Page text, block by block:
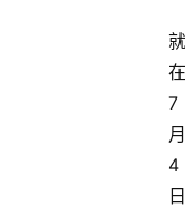
就
在
7
月
4
日